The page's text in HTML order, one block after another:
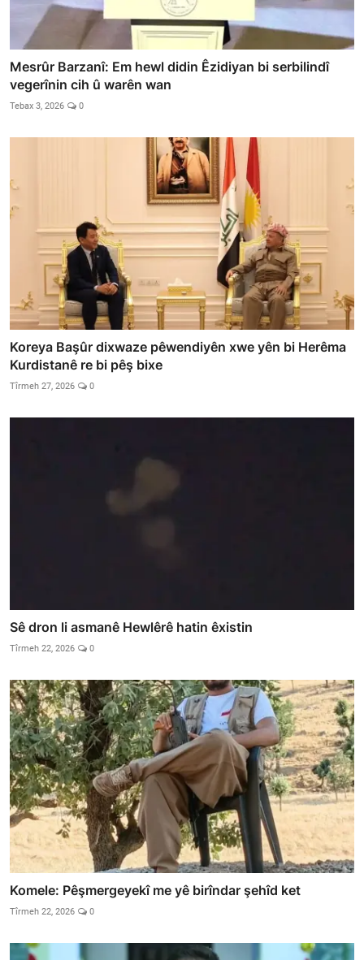
Mesrûr Barzanî: Em hewl didin Êzidiyan bi serbilindî
vegerînin cih û warên wan
Tebax 3, 2026 0
Koreya Başûr dixwaze pêwendiyên xwe yên bi Herêma
Kurdistanê re bi pêş bixe
Tîrmeh 27, 2026 0
Sê dron li asmanê Hewlêrê hatin êxistin
Tîrmeh 22, 2026 0
Komele: Pêşmergeyekî me yê birîndar şehîd ket
Tîrmeh 22, 2026 0